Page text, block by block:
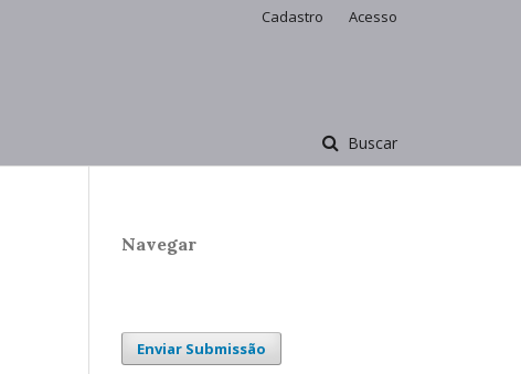
Buscar
Cadastro Acesso
Navegar
Enviar Submissão